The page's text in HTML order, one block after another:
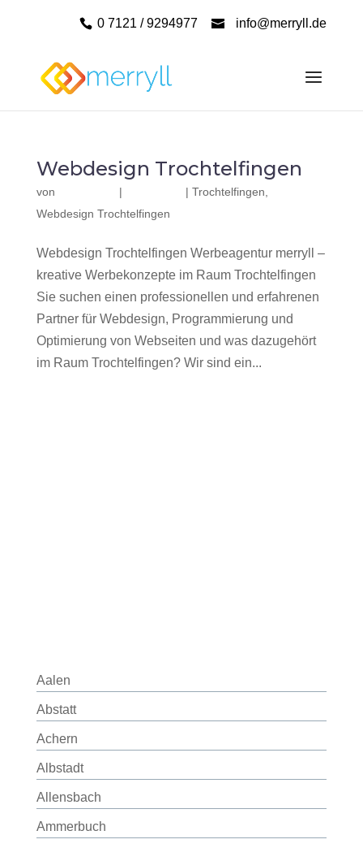
0 7121 / 9294977 info@merryll.de
Webdesign Trochtelfingen
von | | Trochtelfingen
Webdesign Trochtelfingen
Webdesign Trochtelfingen Werbeagentur merryll –
kreative Werbekonzepte im Raum Trochtelfingen
Sie suchen einen professionellen und erfahrenen
Partner für Webdesign, Programmierung und
Optimierung von Webseiten und was dazugehört
im Raum Trochtelfingen? Wir sind ein...
Aalen
Abstatt
Achern
Albstadt
Allensbach
Ammerbuch